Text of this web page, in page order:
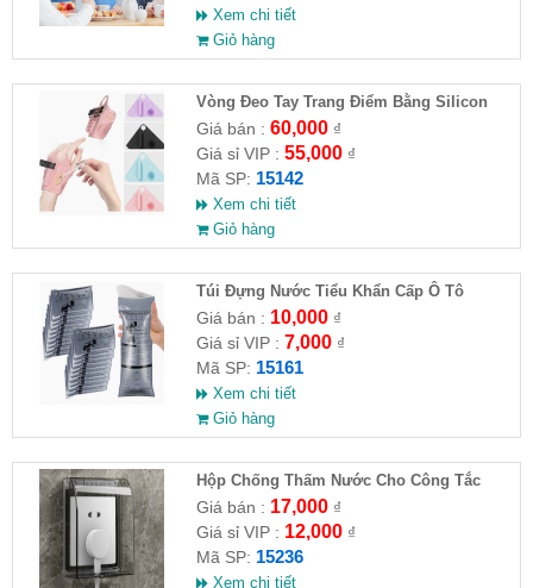
Xem chi tiết
Giỏ hàng
Vòng Đeo Tay Trang Điểm Bằng Silicon
Giá bán : 60,000₫
Giá sỉ VIP : 55,000₫
Mã SP: 15142
Xem chi tiết
Giỏ hàng
Túi Đựng Nước Tiểu Khẩn Cấp Ô Tô
Giá bán : 10,000₫
Giá sỉ VIP : 7,000₫
Mã SP: 15161
Xem chi tiết
Giỏ hàng
Hộp Chống Thấm Nước Cho Công Tắc
Phòng Tắm
Giá bán : 17,000₫
Giá sỉ VIP : 12,000₫
Mã SP: 15236
Xem chi tiết